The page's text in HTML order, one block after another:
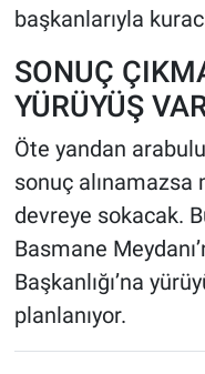
başkanlarıyla
SONUÇ
YÜRÜYÜŞ
Öte yandan
sonuç alınamazsa
devreye sokacak.
Basmane
Başkanlığı’na
planlanıyor.